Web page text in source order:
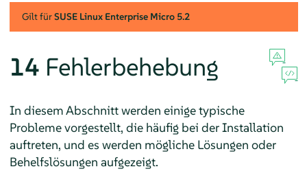
Gilt fürSUSE Linux Enterprise Micro 5.2
14 Fehlerbehebung
In diesem Abschnitt werden einige typische
Probleme vorgestellt, die häufig bei der Installation
auftreten, und es werden mögliche Lösungen oder
Behelfslösungen aufgezeigt.